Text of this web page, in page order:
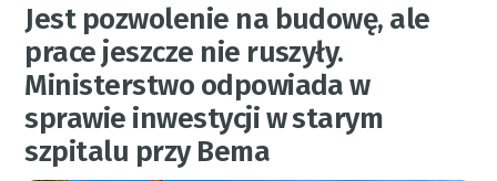
Jest pozwolenie na budowę, ale
prace jeszcze nie ruszyły.
Ministerstwo odpowiada w
sprawie inwestycji w starym
szpitalu przy Bema